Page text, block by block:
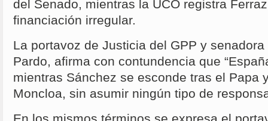
del Senado, mientras la UCO registra
financiación irregular.
La portavoz de Justicia del GPP y
Pardo, afirma con contundencia que
mientras Sánchez se esconde tras el Papa
Moncloa, sin asumir ningún tipo de